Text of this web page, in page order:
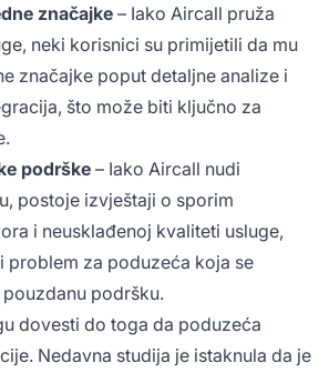
značajke – Iako Aircall pruža
neki korisnici su primijetili da mu
značajke poput detaljne analize i
što može biti ključno za
podrške – Iako Aircall nudi
postoje izvještaji o sporim
i neusklađenoj kvaliteti usluge,
problem za poduzeća koja se
podršku.
dovesti do toga da poduzeća
Nedavna studija je istaknula da je